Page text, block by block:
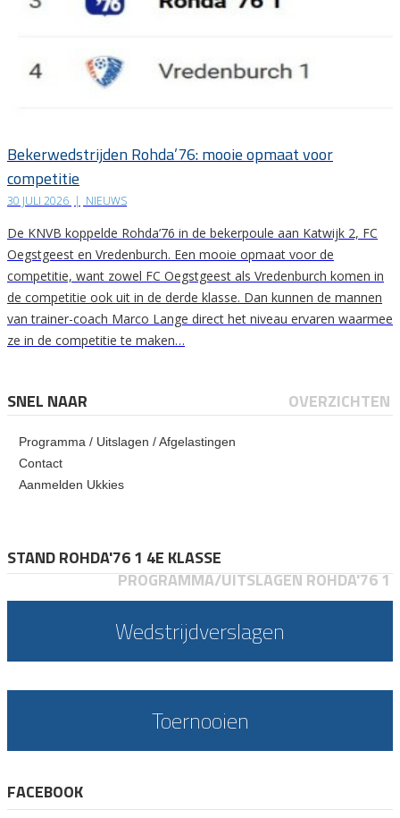
Bekerwedstrijden Rohda’76: mooie opmaat voor
competitie
30 JULI 2026 | NIEUWS
De KNVB koppelde Rohda’76 in de bekerpoule aan Katwijk 2, FC
Oegstgeest en Vredenburch. Een mooie opmaat voor de
competitie, want zowel FC Oegstgeest als Vredenburch komen in
de competitie ook uit in de derde klasse. Dan kunnen de mannen
van trainer-coach Marco Lange direct het niveau ervaren waarmee
ze in de competitie te maken…
SNEL NAAR OVERZICHTEN
Programma / Uitslagen / Afgelastingen
Contact
Aanmelden Ukkies
STAND ROHDA'76 1 4E KLASSE
PROGRAMMA/UITSLAGEN ROHDA'76 1
Wedstrijdverslagen
Toernooien
FACEBOOK